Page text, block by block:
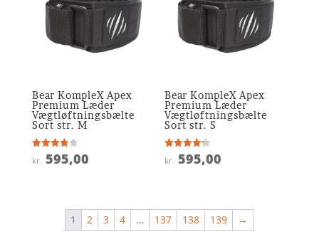
Bear KompleX Apex
Premium Læder
Vægtløftningsbælte
Sort str. M
Vurderet
3.9
kr. 595,00
Bear KompleX Apex
Premium Læder
Vægtløftningsbælte
Sort str. S
Vurderet
4.2
kr. 595,00
1 2 3 4 … 137 138 139 →